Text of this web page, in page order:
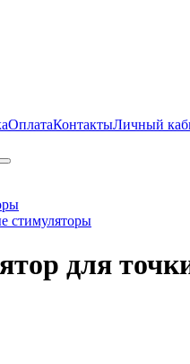
ОплатаКонтактыЛичный
стимуляторы
для